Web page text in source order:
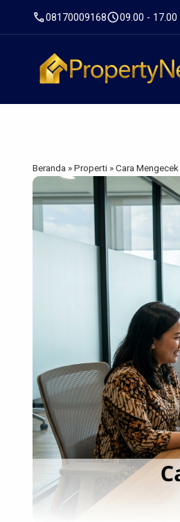
call08170009168schedule09.00 - 17.00
Beranda »Properti »Cara